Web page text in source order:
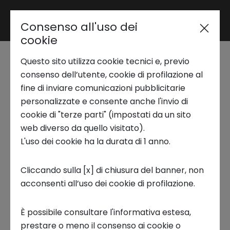
Area riservata
Trend Analysis
Applied Research
Startup Development
Business Transformation
Ecosystem enabling
Custom-regeneration
- Podcast
30 SETTEMBRE 2021
Consenso all'uso dei
cookie
Questo sito utilizza cookie tecnici e, previo
consenso dell’utente, cookie di profilazione al
fine di inviare comunicazioni pubblicitarie
personalizzate e consente anche l'invio di
cookie di "terze parti" (impostati da un sito
web diverso da quello visitato).
L'uso dei cookie ha la durata di 1 anno.
Cliccando sulla [x] di chiusura del banner, non
acconsenti all’uso dei cookie di profilazione.
È possibile consultare l'informativa estesa,
prestare o meno il consenso ai cookie o